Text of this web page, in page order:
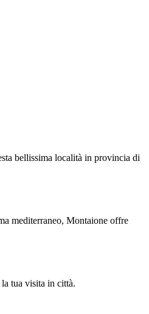
bellissima località in provincia di
mediterraneo, Montaione offre
tua visita in città.